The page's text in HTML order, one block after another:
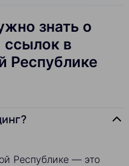
знать о
ссылок в
Республике
Республике — это